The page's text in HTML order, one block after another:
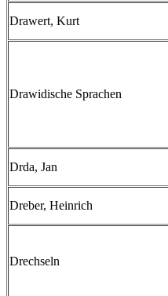
Drawert, Kurt
Drawidische Sprachen
Drda, Jan
Dreber, Heinrich
Drechseln